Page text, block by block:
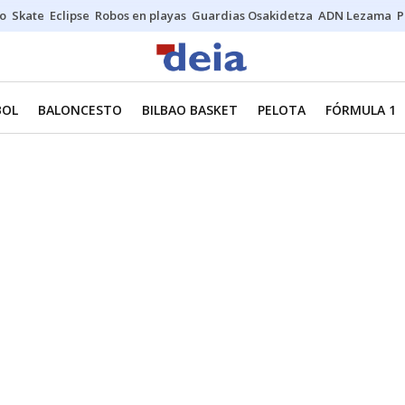
Skate Eclipse Robos en playas Guardias Osakidetza ADN Lezama
BALONCESTO BILBAO BASKET PELOTA FÓRMULA 1